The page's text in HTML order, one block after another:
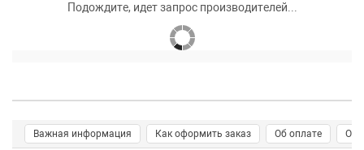
Подождите, идет запрос производителей...
Важная информация Как оформить заказ Об оплате О